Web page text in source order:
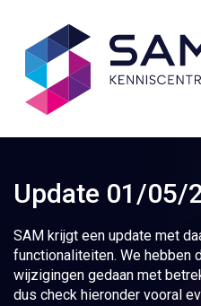
Update 01/05/
SAM krijgt een update met
functionaliteiten. We hebben
wijzigingen gedaan met
dus check hieronder vooral